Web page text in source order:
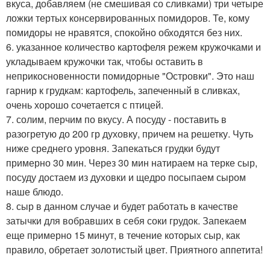
вкуса, добавляем (не смешивая со сливками) три четыре
ложки тертых консервированных помидоров. Те, кому
помидоры не нравятся, спокойно обходятся без них.
6. указанное количество картофеля режем кружочками и
укладываем кружочки так, чтобы оставить в
неприкосновенности помидорные "Островки". Это наш
гарнир к грудкам: картофель, запеченный в сливках,
очень хорошо сочетается с птицей.
7. солим, перчим по вкусу. А посуду - поставить в
разогретую до 200 гр духовку, причем на решетку. Чуть
ниже среднего уровня. Запекаться грудки будут
примерно 30 мин. Через 30 мин натираем на терке сыр,
посуду достаем из духовки и щедро посыпаем сыром
наше блюдо.
8. сыр в данном случае и будет работать в качестве
затычки для вобравших в себя соки грудок. Запекаем
еще примерно 15 минут, в течение которых сыр, как
правило, обретает золотистый цвет. Приятного аппетита!